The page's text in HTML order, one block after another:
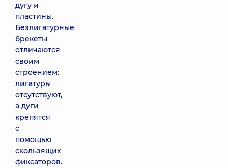
дугу и
пластины.
Безлигатурные
брекеты
отличаются
своим
строением:
лигатуры
отсутствуют,
а дуги
крепятся
с
помощью
скользящих
фиксаторов.